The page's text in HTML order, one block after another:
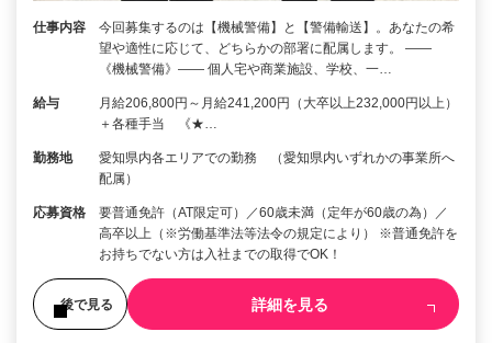
仕事内容
今回募集するのは【機械警備】と【警備輸送】。あなたの希
望や適性に応じて、どちらかの部署に配属します。 ――
《機械警備》―― 個人宅や商業施設、学校、一…
給与
月給206,800円～月給241,200円（大卒以上232,000円以上）
＋各種手当 《★…
勤務地
愛知県内各エリアでの勤務 （愛知県内いずれかの事業所へ
配属）
応募資格
要普通免許（AT限定可）／60歳未満（定年が60歳の為）／
高卒以上（※労働基準法等法令の規定により） ※普通免許を
お持ちでない方は入社までの取得でOK！
後で見る 詳細を見る